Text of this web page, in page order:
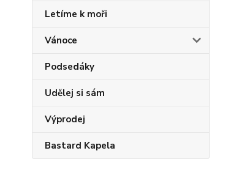
Letíme k moři
Vánoce
Podsedáky
Udělej si sám
Výprodej
Bastard Kapela